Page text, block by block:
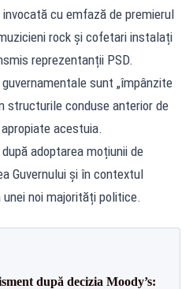
cu emfază de premierul
rock și cofetari instalați
reprezentanții PSD.
sunt „împânzite
structurile conduse anterior de
acestuia.
adoptarea moțiunii de
Guvernului și în contextul
noi majorități politice.
după decizia Moody’s: